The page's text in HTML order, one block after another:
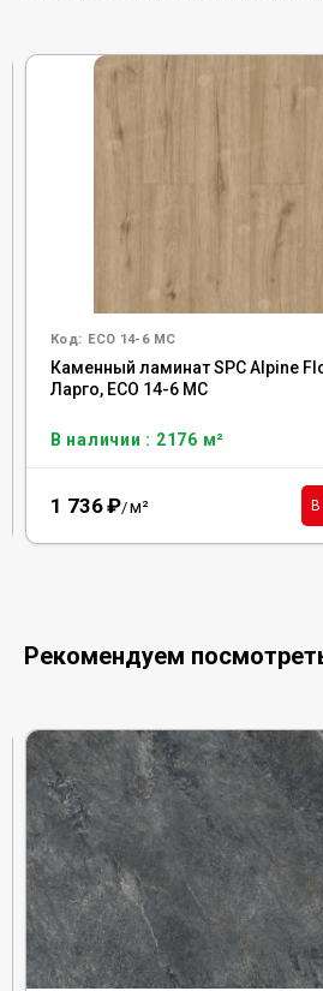
Код: ECO 14-6 MC
Каменный ламинат SPC Alpine
Ларго, ЕСО 14-6 MC
В наличии : 2176 м²
1 736₽/м²
Рекомендуем